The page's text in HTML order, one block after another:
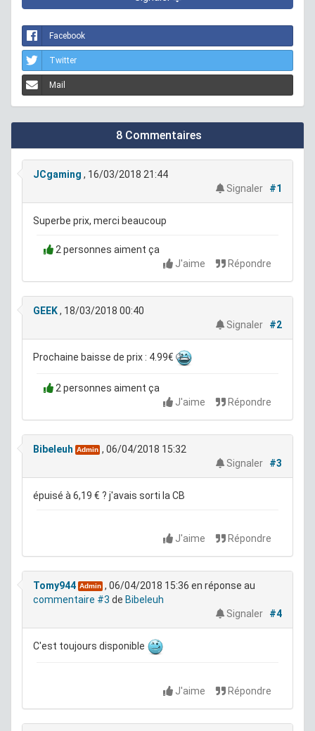
Facebook
Twitter
Mail
8 Commentaires
JCgaming , 16/03/2018 21:44
Signaler
#1
Superbe prix, merci beaucoup
2 personnes aiment ça
J'aime
Répondre
GEEK, 18/03/2018 00:40
Signaler
#2
Prochaine baisse de prix : 4.99€
2 personnes aiment ça
J'aime
Répondre
Bibeleuh Admin , 06/04/2018 15:32
Signaler
#3
épuisé à 6,19 € ? j'avais sorti la CB
J'aime Répondre
Tomy944 Admin , 06/04/2018 15:36 en réponse au
commentaire #3 de Bibeleuh
Signaler
#4
C'est toujours disponible
J'aime Répondre